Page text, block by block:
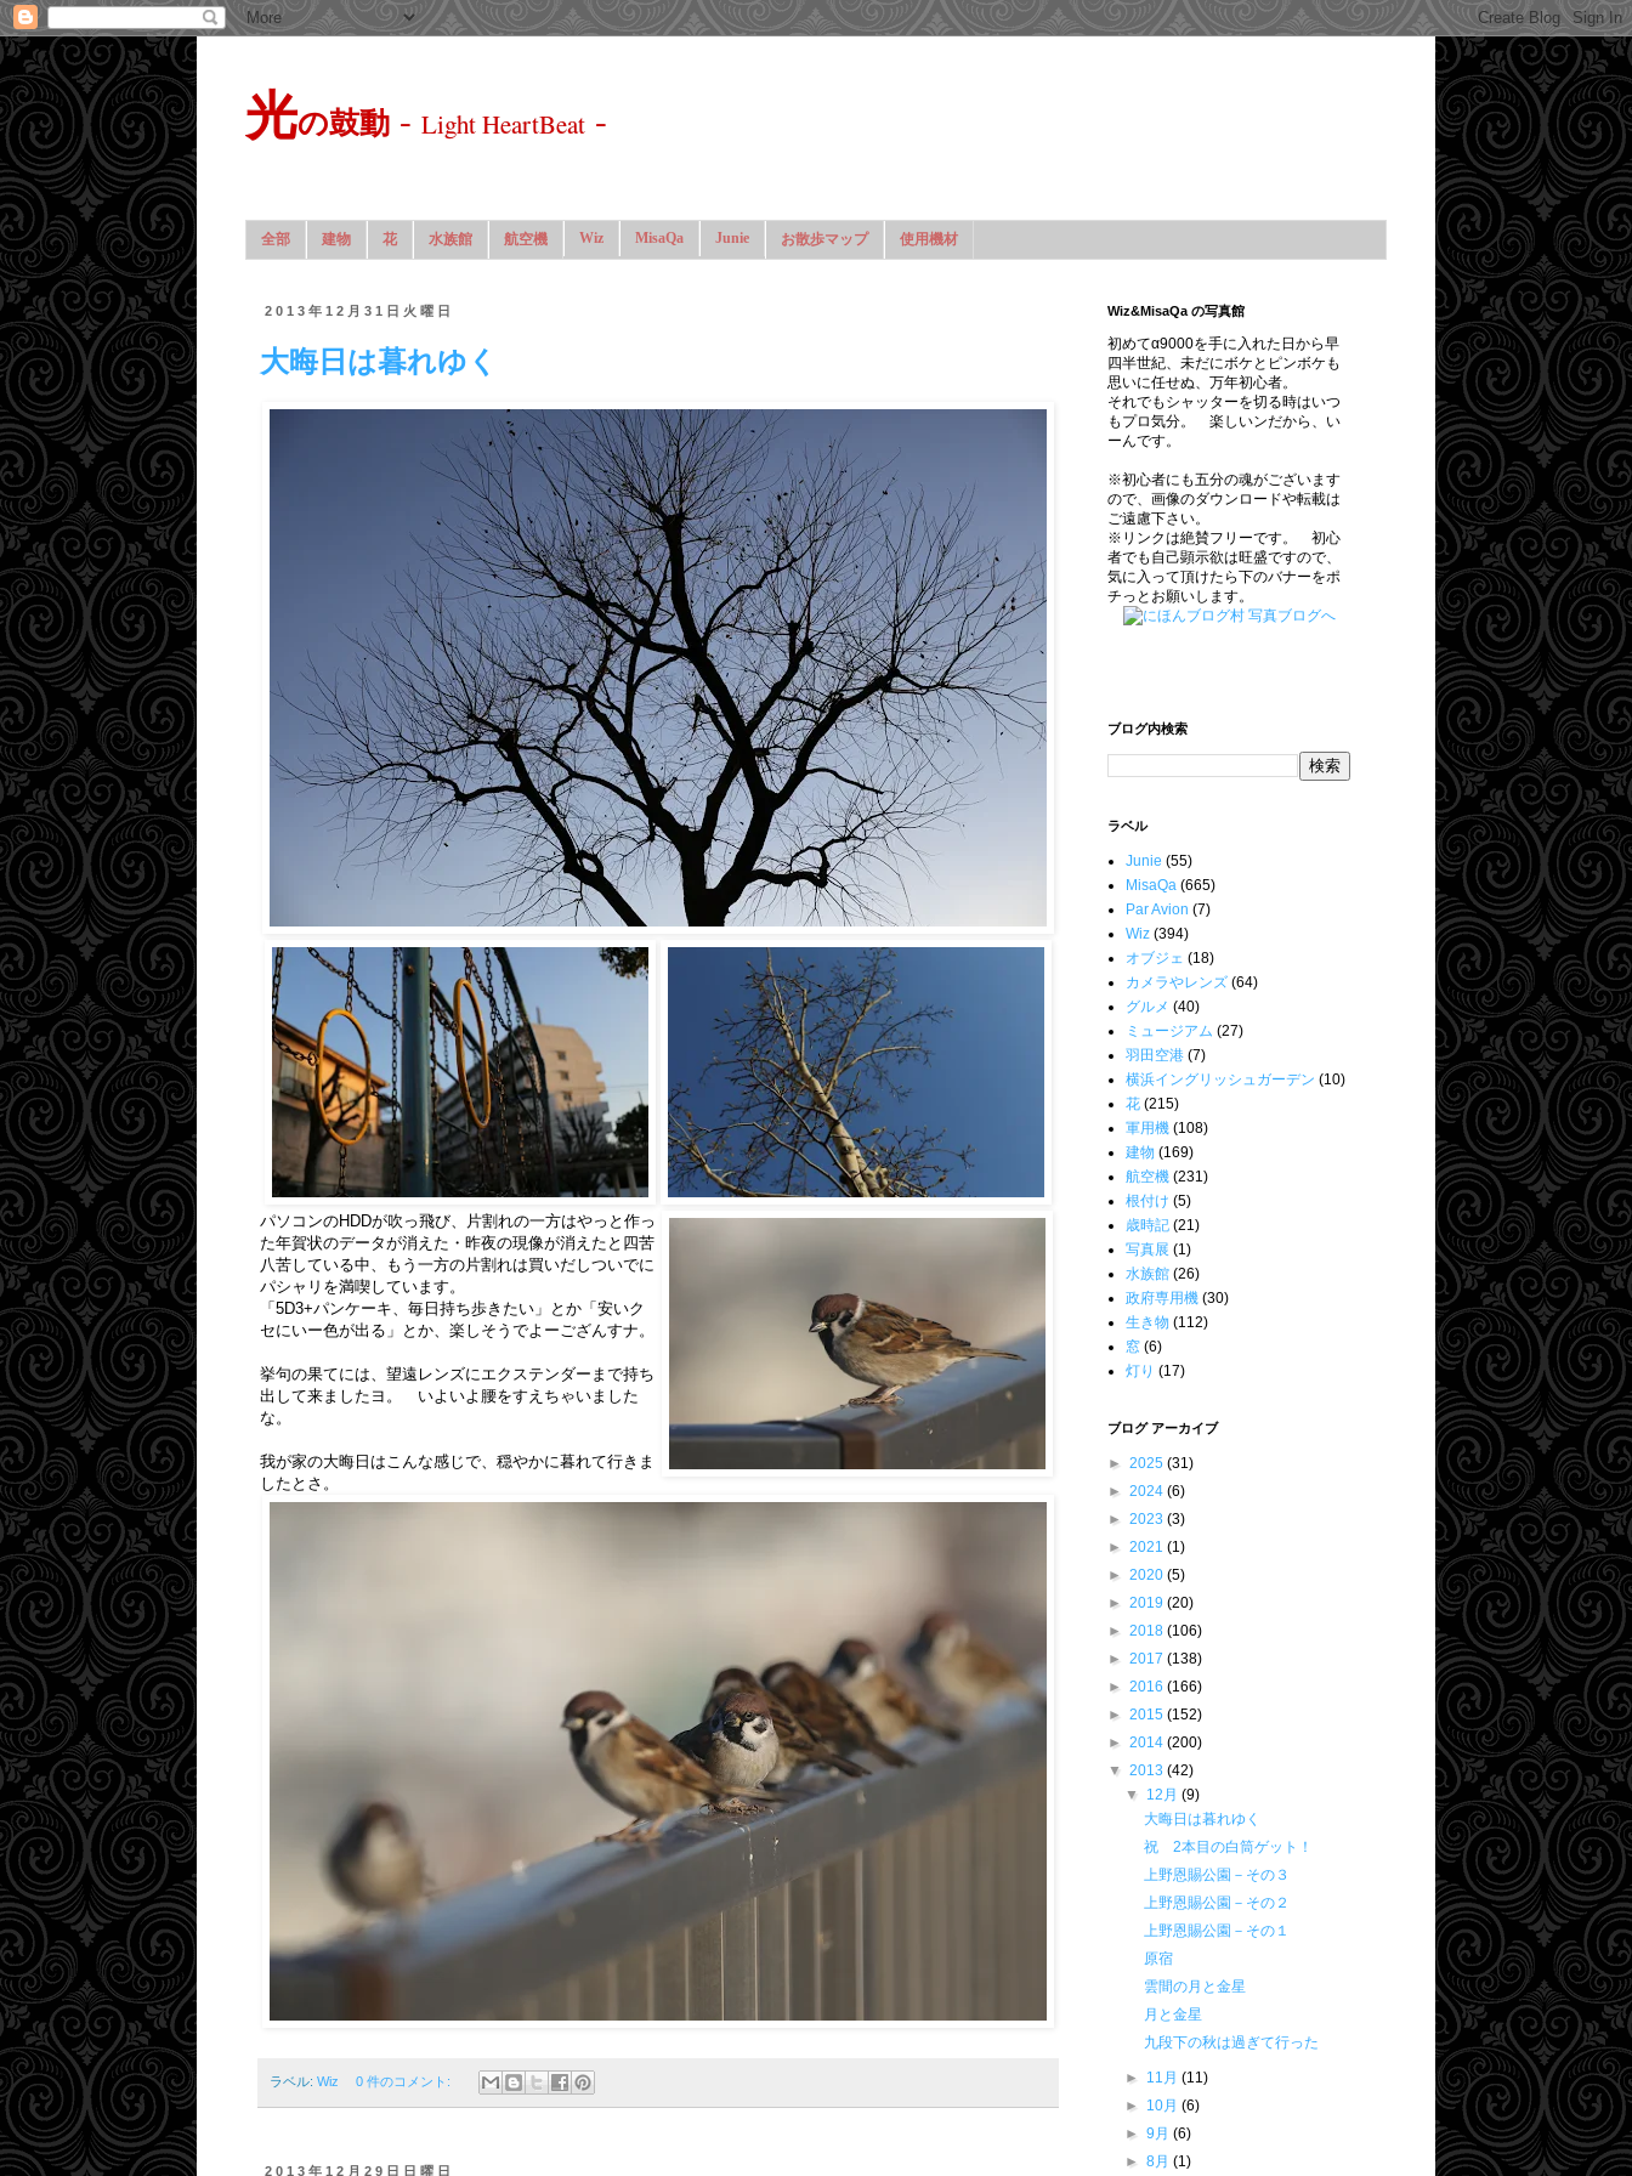
光の鼓動 - Light HeartBeat -
全部 建物 花 水族館 航空機 Wiz MisaQa Junie お散歩マップ 使用機材
2013年12月31日火曜日
大晦日は暮れゆく
パソコンのHDDが吹っ飛び、片割れの一方はやっと作っ
た年賀状のデータが消えた・昨夜の現像が消えたと四苦
八苦している中、もう一方の片割れは買いだしついでに
パシャリを満喫しています。
「5D3+パンケーキ、毎日持ち歩きたい」とか「安いク
セにいー色が出る」とか、楽しそうでよーござんすナ。
挙句の果てには、望遠レンズにエクステンダーまで持ち
出して来ましたヨ。 いよいよ腰をすえちゃいました
な。
我が家の大晦日はこんな感じで、穏やかに暮れて行きま
したとさ。
ラベル: Wiz 0 件のコメント:
2013年12月29日日曜日
Wiz&MisaQa の写真館
初めてα9000を手に入れた日から早
四半世紀、未だにボケとピンボケも
思いに任せぬ、万年初心者。
それでもシャッターを切る時はいつ
もプロ気分。 楽しいンだから、い
ーんです。
※初心者にも五分の魂がございます
ので、画像のダウンロードや転載は
ご遠慮下さい。
※ リンクは絶賛フリーです。 初心
者でも自己顕示欲は旺盛ですので、
気に入って頂けたら下のバナーをポ
チっとお願いします。
ブログ内検索
ラベル
Junie (55)
MisaQa (665)
Par Avion (7)
Wiz (394)
オブジェ (18)
カメラやレンズ (64)
グルメ (40)
ミュージアム (27)
羽田空港 (7)
横浜イングリッシュガーデン (10)
花 (215)
軍用機 (108)
建物 (169)
航空機 (231)
根付け (5)
歳時記 (21)
写真展 (1)
水族館 (26)
政府専用機 (30)
生き物 (112)
窓 (6)
灯り (17)
ブログ アーカイブ
► 2025 (31)
► 2024 (6)
► 2023 (3)
► 2021 (1)
► 2020 (5)
► 2019 (20)
► 2018 (106)
► 2017 (138)
► 2016 (166)
► 2015 (152)
► 2014 (200)
▼ 2013 (42)
▼ 12月(9)
大晦日は暮れゆく
祝 2本目の白筒ゲット！
上野恩賜公園－その３
上野恩賜公園－その２
上野恩賜公園－その１
原宿
雲間の月と金星
月と金星
九段下の秋は過ぎて行った
► 11月(11)
► 10月(6)
►9月(6)
►8月(1)